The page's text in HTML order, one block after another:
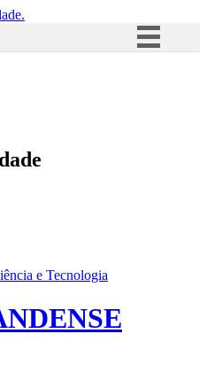
Acesso à informação
e Tecnologia